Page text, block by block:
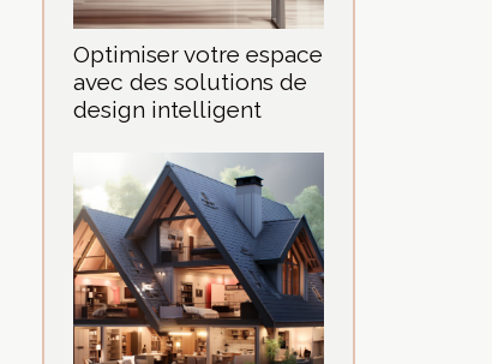
Optimiser votre espace
avec des solutions de
design intelligent